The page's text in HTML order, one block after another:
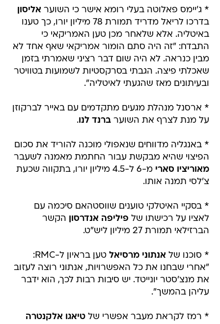
* ג'יימס פאלוטה בעלי רומא אישר כי השוער אליסון
בדרכו לריאל מדריד תמורת 78 מיליון יורו, כך טענו
באיטליה. אלא שלאחר מכן טען האמריקאי כי
התבדח: "זה היה סתם הומור אמריקאי שאף אחד לא
מבין כנראה. לא היה שום דבר רציני שאמרתי בזמן
שאכלתי פיצה. הגבתי בסרקסטיות לשמועות בטוויטר
ובעיתונים מאז שהגעתי לאיטליה".
* ארסנל מנהלת מגעים מתקדמים עם באייר לברקוזן
על מנת לצרף את השוערברנד לנו.
* באנגליה מדווחים שנאפולי מוכנה להוריד את סכום
הפיצוי שהיא מבקשת עבור החתמת מאמנה לשעבר
מאוריציו סארי
מ-6 ל-4.5 מיליון יורו, בתקווה שכעת
צ'לסי תמנה אותו.
* בסקיי האיטלקי טוענים שווסטהאם סיכמה עם
לאציו על רכישתו של פיליפה אנדרסון הקשר
הברזילאי תמורת 27 מיליון ליש"ט.
* סוכנו של אנתוני מרסיאל
טען בראיון ל-RMC:
"אחרי שבחנו את כל האפשרויות, אנתוני רוצה לעזוב
את מנצ'סטר יונייטד. יש סיבות רבות לכך, הוא ידבר
עליהן בהמשך".
* רמז לקראת מעבר אפשרי שלטיאגו אלקנטרה